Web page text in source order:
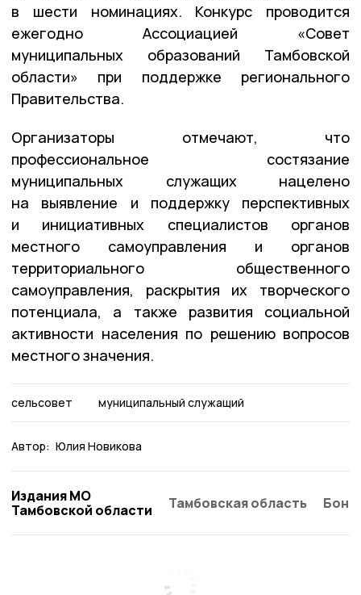
в шести номинациях. Конкурс проводится
ежегодно Ассоциацией «Совет
муниципальных образований Тамбовской
области» при поддержке регионального
Правительства.
Организаторы отмечают, что
профессиональное состязание
муниципальных служащих нацелено
на выявление и поддержку перспективных
и инициативных специалистов органов
местного самоуправления и органов
территориального общественного
самоуправления, раскрытия их творческого
потенциала, а также развития социальной
активности населения по решению вопросов
местного значения.
сельсовет муниципальный служащий
Автор: Юлия Новикова
Издания МО
Тамбовской области
Тамбовская область